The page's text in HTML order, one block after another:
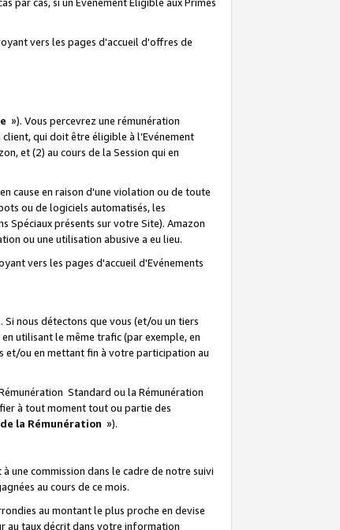
vers les pages d'accueil d'offres de
»). Vous percevrez une rémunération
qui doit être éligible à l’Evénement
et (2) au cours de la Session qui en
cause en raison d'une violation ou de toute
ou de logiciels automatisés, les
Spéciaux présents sur votre Site). Amazon
ou une utilisation abusive a eu lieu.
vers les pages d'accueil d'Evénements
nous détectons que vous (et/ou un tiers
utilisant le même trafic (par exemple, en
et/ou en mettant fin à votre participation au
Standard ou la Rémunération
à tout moment tout ou partie des
la Rémunération »).
une commission dans le cadre de notre suivi
au cours de ce mois.
au montant le plus proche en devise
au taux décrit dans votre information